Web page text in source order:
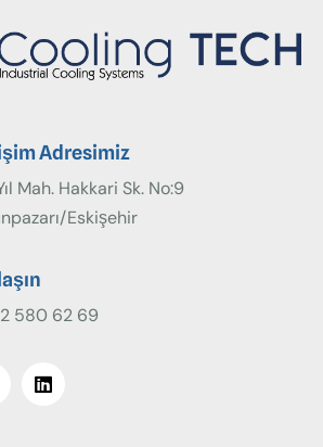
Adresimiz
Mah. Hakkari Sk. No:9
Eskişehir
580 62 69